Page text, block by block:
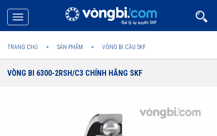
Toggle
navigation
TRANG CHỦ SẢN PHẨM VÒNG BI CẦU SKF
VÒNG BI 6300-2RSH/C3 CHÍNH HÃNG SKF